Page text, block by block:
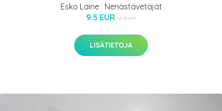
Esko Laine : Nenästävetäjät
9.5 EUR 12 EUR
LISÄTIETOJA